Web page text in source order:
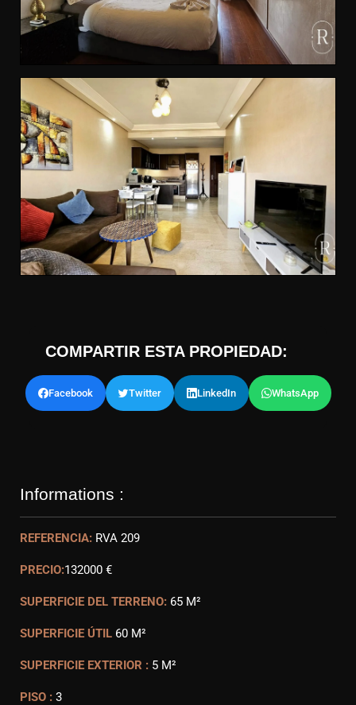
COMPARTIR ESTA PROPIEDAD:
Facebook Twitter LinkedIn WhatsApp
Informations :
REFERENCIA: RVA 209
PRECIO:132000 €
SUPERFICIE DEL TERRENO: 65 M²
SUPERFICIE ÚTIL 60 M²
SUPERFICIE EXTERIOR : 5 M²
PISO : 3